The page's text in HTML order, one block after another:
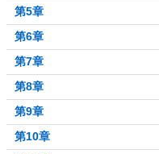
第5章
第6章
第7章
第8章
第9章
第10章